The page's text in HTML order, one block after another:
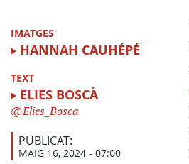
IMATGES
HANNAH CAUHÉPÉ
TEXT
ELIES BOSCÀ
Elies_Bosca
PUBLICAT:
MAIG 16, 2024 - 07:00